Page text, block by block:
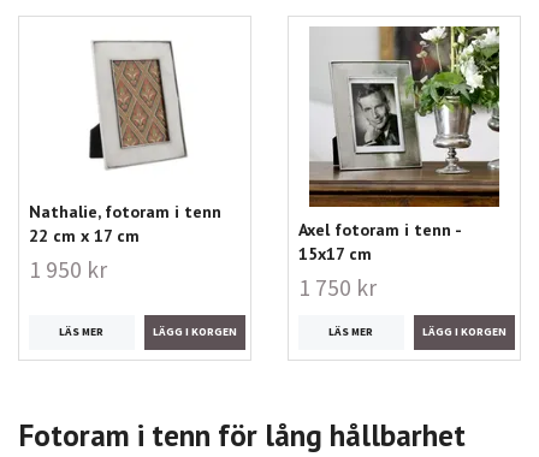
Nathalie, fotoram i tenn
22 cm x 17 cm
1 950 kr
LÄS MER
Axel fotoram i tenn -
15x17 cm
1 750 kr
LÄS MER
Fotoram i tenn för lång hållbarhet